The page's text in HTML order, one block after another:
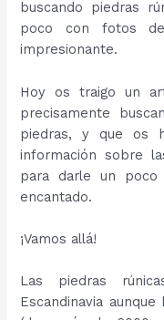
buscando piedras
poco con fotos
impresionante.
Hoy os traigo un
precisamente
piedras, y que os
información sobre
para darle un
encantado.
¡Vamos allá!
Las piedras
Escandinavia